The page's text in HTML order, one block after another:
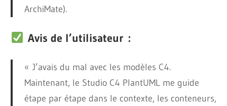
ArchiMate).
Avis de l’utilisateur :
« J’avais du mal avec les modèles C4.
Maintenant, le Studio C4 PlantUML me guide
étape par étape dans le contexte, les conteneurs,